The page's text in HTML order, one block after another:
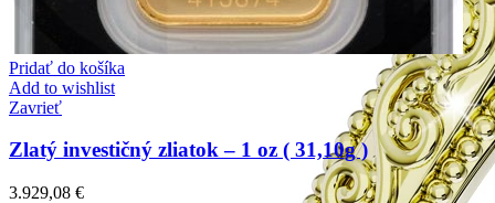
Pridať do košíka
Add to wishlist
Zavrieť
Zlatý investičný zliatok – 1 oz ( 31,10g )
3.929,08 €